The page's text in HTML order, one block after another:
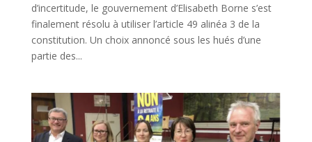
d’incertitude, le gouvernement d’Elisabeth Borne s’est
finalement résolu à utiliser l’article 49 alinéa 3 de la
constitution. Un choix annoncé sous les hués d’une
partie des...